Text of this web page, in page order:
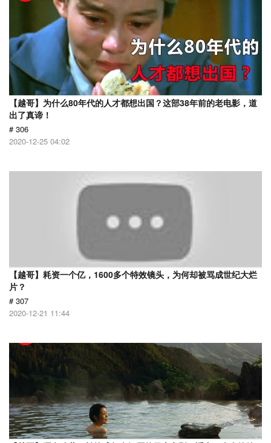
【越哥】为什么80年代的人才都想出国？这部38年前的老电影，道
出了真谛！
# 306
2020-12-25 04:02
【越哥】耗资一个亿，1600多个特效镜头，为何却被骂成世纪大烂
片？
# 307
2020-12-21 11:44